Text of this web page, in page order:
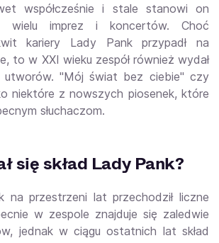
współcześnie i stale stanowi on
wielu imprez i koncertów. Choć
kariery Lady Pank przypadł na
to w XXI wieku zespół również wydał
utworów. "Mój świat bez ciebie" czy
niektóre z nowszych piosenek, które
słuchaczom.
się skład Lady Pank?
na przestrzeni lat przechodził liczne
w zespole znajduje się zaledwie
jednak w ciągu ostatnich lat skład